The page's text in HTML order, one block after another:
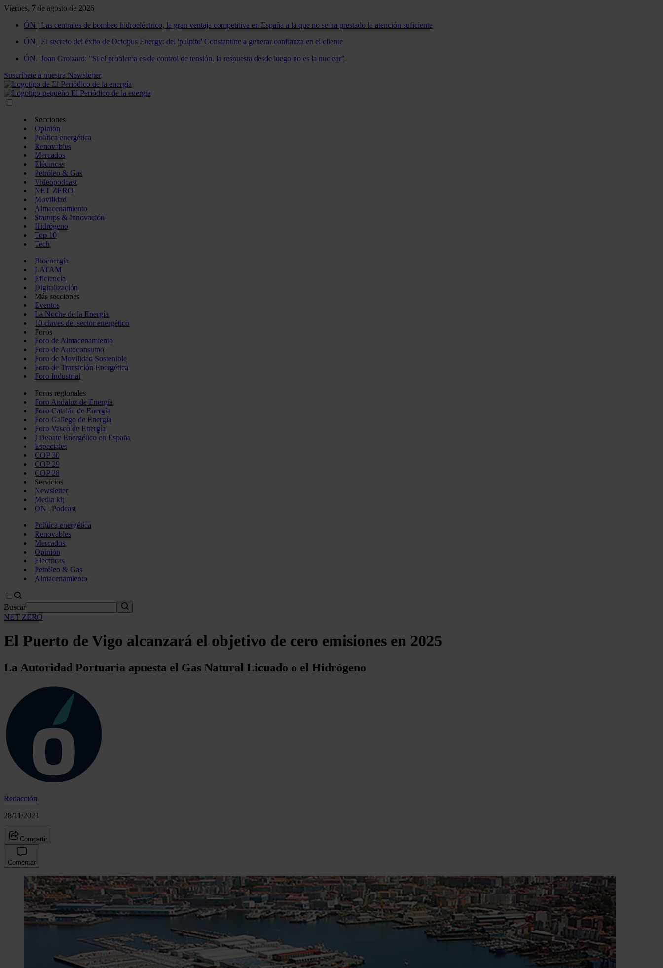
Viernes, 7 de agosto de 2026
ÓN | Las centrales de bombeo hidroeléctrico, la gran ventaja competitiva en España a la que no se ha prestado la atención suficiente
ÓN | El secreto del éxito de Octopus Energy: del 'pulpito' Constantine a generar confianza en el cliente
ÓN | Joan Groizard: "Si el problema es de control de tensión, la respuesta desde luego no es la nuclear"
Suscríbete a nuestra Newsletter
Secciones
Opinión
Política energética
Renovables
Mercados
Eléctricas
Petróleo & Gas
Videopodcast
NET ZERO
Movilidad
Almacenamiento
Startups & Innovación
Hidrógeno
Top 10
Tech
Bioenergía
LATAM
Eficiencia
Digitalización
Más secciones
Eventos
La Noche de la Energía
10 claves del sector energético
Foros
Foro de Almacenamiento
Foro de Autoconsumo
Foro de Movilidad Sostenible
Foro de Transición Energética
Foro Industrial
Foros regionales
Foro Andaluz de Energía
Foro Catalán de Energía
Foro Gallego de Energía
Foro Vasco de Energía
I Debate Energético en España
Especiales
COP 30
COP 29
COP 28
Servicios
Newsletter
Media kit
ON | Podcast
Política energética
Renovables
Mercados
Opinión
Eléctricas
Petróleo & Gas
Almacenamiento
Buscar
NET ZERO
El Puerto de Vigo alcanzará el objetivo de cero emisiones en 2025
La Autoridad Portuaria apuesta el Gas Natural Licuado o el Hidrógeno
Redacción
28/11/2023
Compartir
Comentar